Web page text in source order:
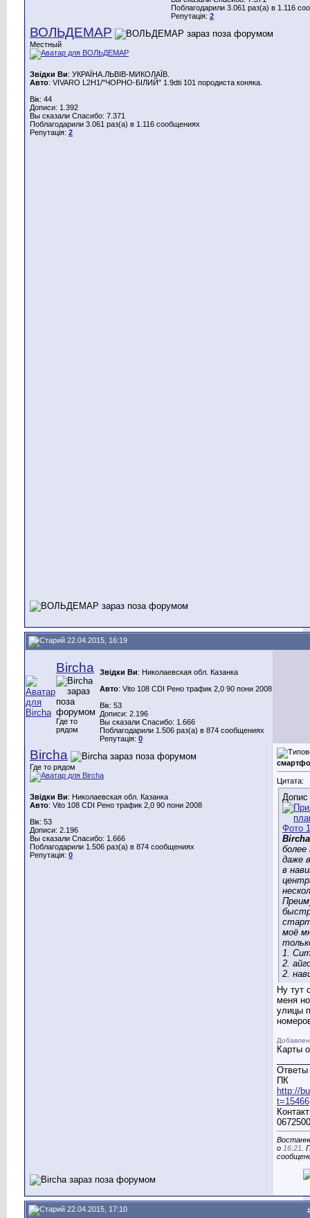
Поблагодарили 3.061 раз(а) в 1.116
Репутація: 2
ВОЛЬДЕМАР
Местный
Звідки Ви: УКРАЇНА.ЛЬВІВ-МИКОЛАЇВ.
Авто: VIVARO L2H1/"ЧОРНО-БІЛИЙ" 1.9dti 101 породиста коняка.
Вік: 44
Дописи: 1.392
Вы сказали Спасибо: 7.371
Поблагодарили 3.061 раз(а) в 1.116 сообщениях
Репутація: 2
22.04.2015, 16:19
Bircha
Где то
рядом
Звідки Ви: Николаевская обл. Казанка
Авто: Vito 108 CDI Рено трафик 2,0 90 пони 2008
Вік: 53
Дописи: 2.196
Вы сказали Спасибо: 1.666
Поблагодарили 1.506 раз(а) в 874 сообщениях
Репутація: 0
Bircha
Где то рядом
Звідки Ви: Николаевская обл. Казанка
Авто: Vito 108 CDI Рено трафик 2,0 90 пони 2008
Вік: 53
Дописи: 2.196
Вы сказали Спасибо: 1.666
Поблагодарили 1.506 раз(а) в 874 сообщениях
Репутація: 0
Цитата:
Bircha
даже
в
моё
1.
2.
2.
Ну тут
меня
улицы
Карты
Ответы
ПК
http://
t=15466
о 16:21 .
22.04.2015, 17:10